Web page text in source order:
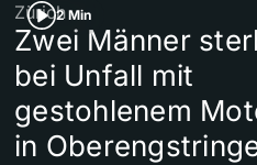
2 Min
Zürich
Zwei Männer
bei Unfall mit
gestohlenem
in